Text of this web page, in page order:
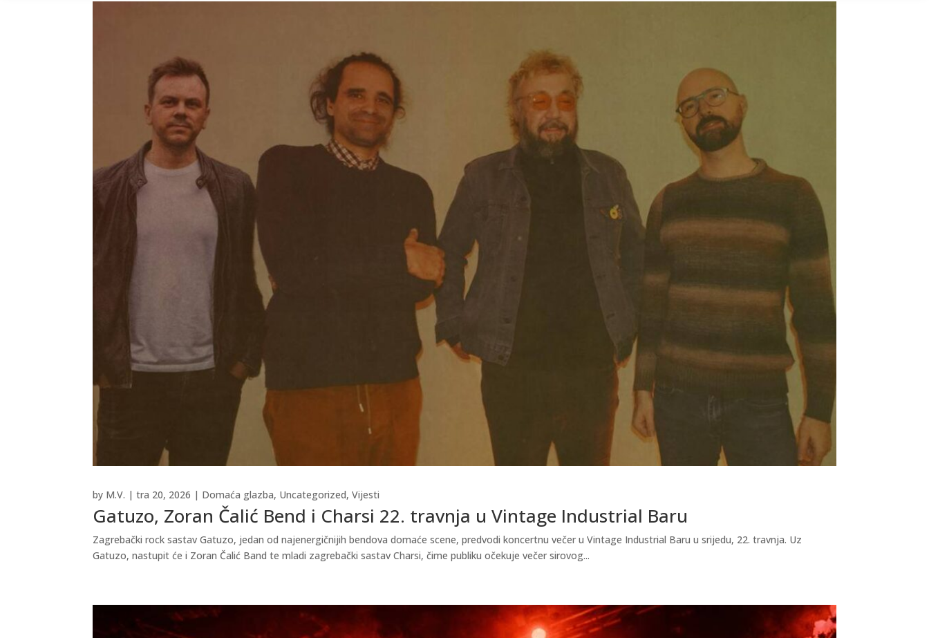
Gatuzo, Zoran Čalić Bend i Charsi 22. travnja u Vintage Industrial Baru
by M.V. |tra 20, 2026 | Domaća glazba, Uncategorized,Vijesti
Zagrebački rock sastav Gatuzo, jedan od najenergičnijih bendova domaće scene, predvodi koncertnu večer u Vintage Industrial Baru u srijedu, 22. travnja. Uz
Gatuzo, nastupit će i Zoran Čalić Band te mladi zagrebački sastav Charsi, čime publiku očekuje večer sirovog...